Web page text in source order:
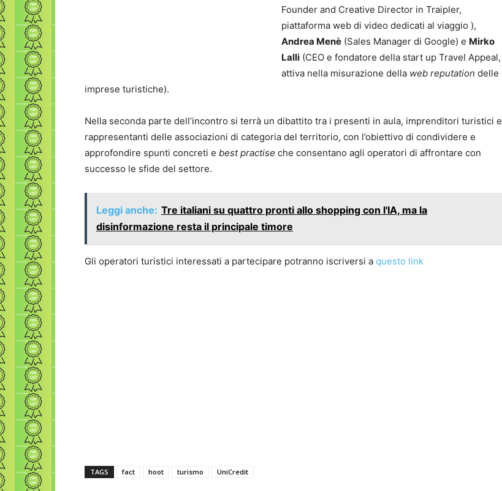
Founder and Creative Director in Traipler,
piattaforma web di video dedicati al viaggio ),
Andrea Menè (Sales Manager di Google) e Mirko
Lalli (CEO e fondatore della start up Travel Appeal,
attiva nella misurazione della web reputation delle
imprese turistiche).
Nella seconda parte dell’incontro si terrà un dibattito tra i presenti in aula, imprenditori turistici e
rappresentanti delle associazioni di categoria del territorio, con l’obiettivo di condividere e
approfondire spunti concreti e best practise che consentano agli operatori di affrontare con
successo le sfide del settore.
Leggi anche: Tre italiani su quattro pronti allo shopping con l'IA, ma la
disinformazione resta il principale timore
Gli operatori turistici interessati a partecipare potranno iscriversi a questo link
TAGS fact hoot turismo UniCredit